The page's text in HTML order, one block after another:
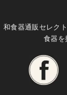
和食器通販セレク
食器を